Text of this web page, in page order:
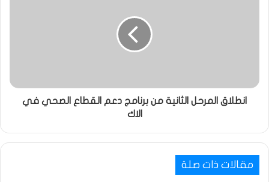
انطلاق المرحل الثانية من برنامج دعم القطاع الصحي في
الاك
مقالات ذات صلة